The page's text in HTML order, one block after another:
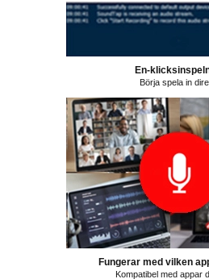
En-
Börja spela in
Fungerar med vilken
Kompatibel med appar